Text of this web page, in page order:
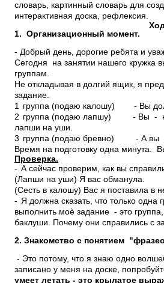
словарь, картинный словарь для
интерактивная доска, рефлексия.
1. Организационный момент.
- Добрый день, дорогие ребята и
Сегодня на занятии нашего кружка
группам.
Не откладывая в долгий ящик, я
задание.
1 группа (подаю калошу) - Вы
2 группа (подаю лапшу) - Вы -
лапши на уши.
3 группа (подаю бревно) - А вы -
Время на подготовку одна минута.
Проверка.
- А сейчас проверим, как вы
(Лапши на уши) Я вас обманула.
(Сесть в калошу) Вас я поставила в
- Я должна сказать, что только одна
выполнить моѐ задание - это
баклуши. Почему они справились с
2. Знакомство с понятием
- Это потому, что я знаю одно
записано у меня на доске,
умеет летать - это крылатое